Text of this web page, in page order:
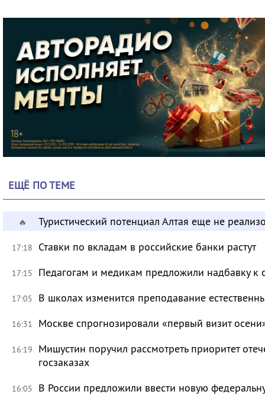
ЕЩЁ ПО ТЕМЕ
🔥 Туристический потенциал Алтая еще не
17:18 Ставки по вкладам в российские банки растут
17:15 Педагогам и медикам предложили надбавку к
17:05 В школах изменится преподавание
16:31 Москве спрогнозировали «первый визит
16:19
Мишустин поручил рассмотреть приоритет
госзаказах
16:05 В России предложили ввести новую